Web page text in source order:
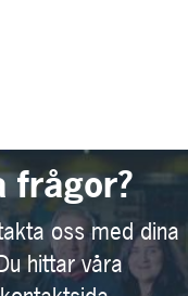
frågor?
oss med dina
hittar våra